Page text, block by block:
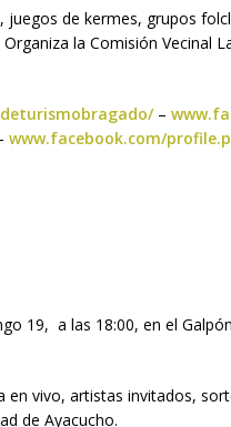
de kermes, grupos
la Comisión
–
www.facebook.com/
19, a las 18:00, en el
vivo, artistas invitados,
de Ayacucho.